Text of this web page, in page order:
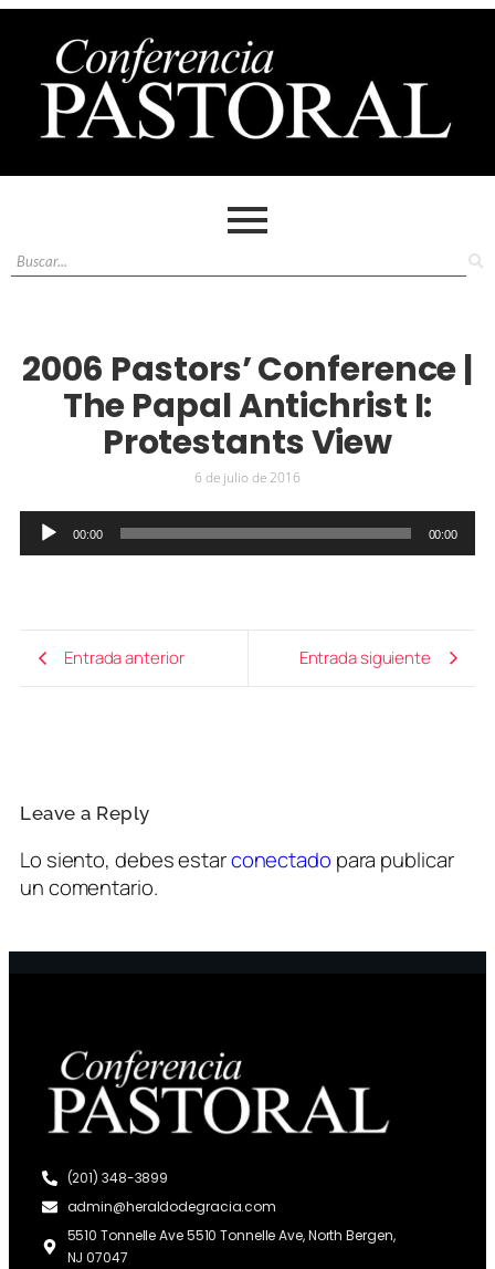
2006 Pastors’ Conference |
The Papal Antichrist I:
Protestants View
6 de julio de 2016
Reproductor
audio
00:00 00:00
Entrada anterior Entrada siguiente
Leave a Reply
Lo siento, debes estarconectado para publicar
un comentario.
(201) 348-3899
admin@heraldodegracia.com
5510 Tonnelle Ave 5510 Tonnelle Ave, North Bergen,
NJ 07047